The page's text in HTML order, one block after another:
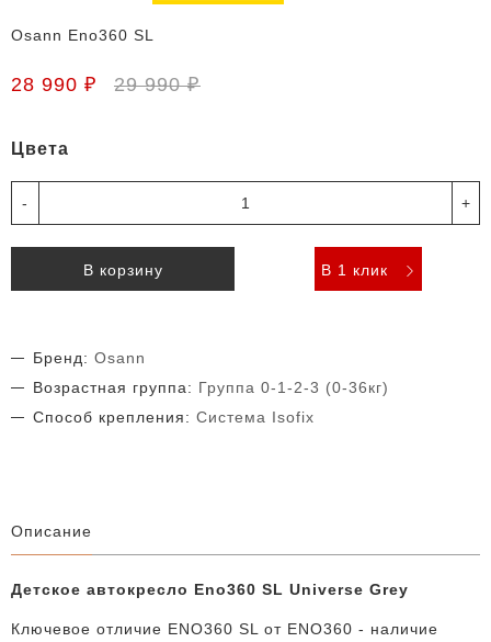
Osann Eno360 SL
28 990 ₽ 29 990 ₽
Цвета
- +
В корзину В 1 клик
Бренд: Osann
Возрастная группа: Группа 0-1-2-3 (0-36кг)
Способ крепления: Система Isofix
Описание
Детское автокресло Eno360 SL Universe Grey
Ключевое отличие ENO360 SL от ENO360 - наличие